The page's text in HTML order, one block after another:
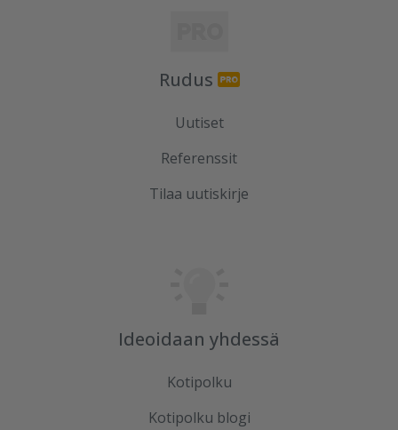
Rudus
Uutiset
Referenssit
Tilaa uutiskirje
Ideoidaan yhdessä
Kotipolku
Kotipolku blogi